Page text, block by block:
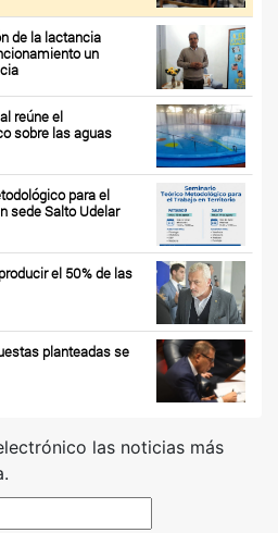
de la lactancia
un
reúne el
sobre las aguas
para el
sede Salto Udelar
el 50% de las
planteadas se
las noticias más